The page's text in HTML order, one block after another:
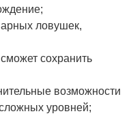
ловушек,
сохранить
возможности
уровней;